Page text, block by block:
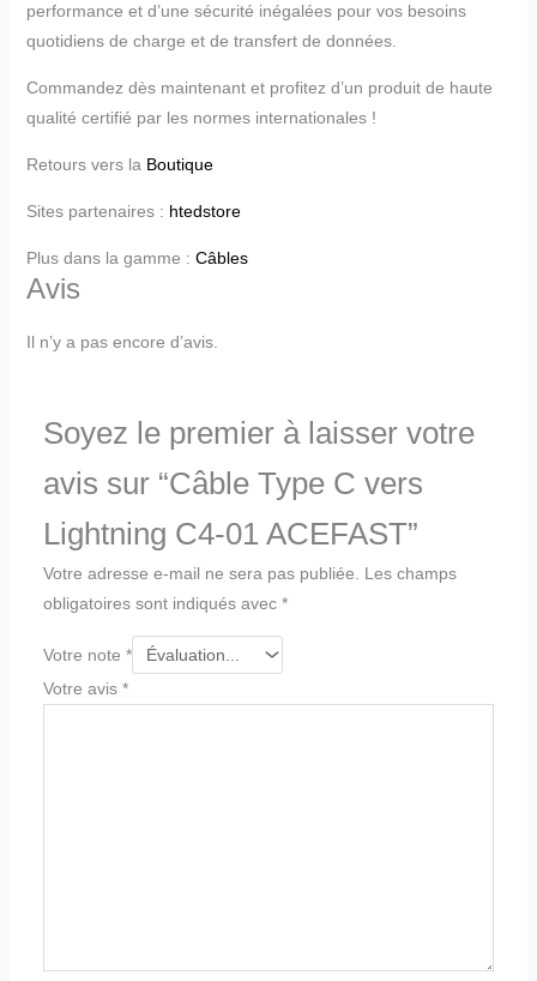
performance et d’une sécurité inégalées pour vos besoins
quotidiens de charge et de transfert de données.
Commandez dès maintenant et profitez d’un produit de haute
qualité certifié par les normes internationales !
Retours vers la Boutique
Sites partenaires : htedstore
Plus dans la gamme : Câbles
Avis
Il n’y a pas encore d’avis.
Soyez le premier à laisser votre
avis sur “Câble Type C vers
Lightning C4-01 ACEFAST”
Votre adresse e-mail ne sera pas publiée. Les champs
obligatoires sont indiqués avec *
Votre note *
Votre avis *